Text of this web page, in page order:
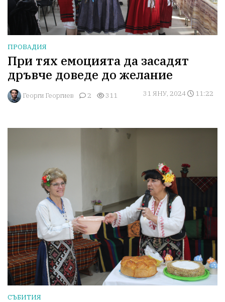
ПРОВАДИЯ
При тях емоцията да засадят
дръвче доведе до желание
Георги Георгиев 2 311 31 ЯНУ, 2024 11:22
СЪБИТИЯ